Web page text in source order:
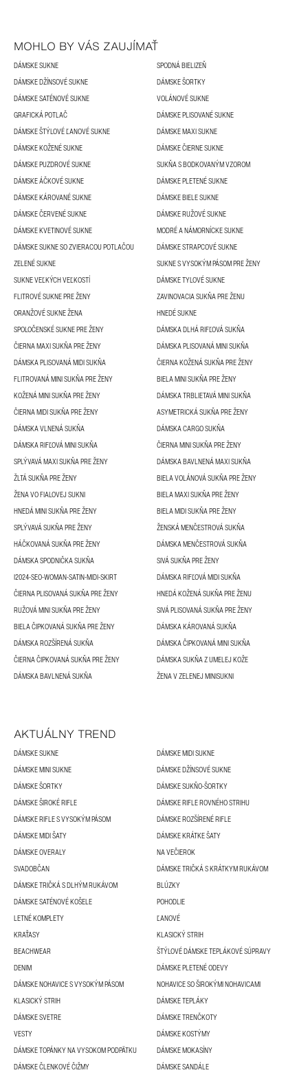
MOHLO BY VÁS ZAUJÍMAŤ
DÁMSKE SUKNE
SPODNÁ BIELIZEŇ
DÁMSKE DŽÍNSOVÉ SUKNE
DÁMSKE ŠORTKY
DÁMSKE SATÉNOVÉ SUKNE
VOLÁNOVÉ SUKNE
GRAFICKÁ POTLAČ
DÁMSKE PLISOVANÉ SUKNE
DÁMSKE ŠTÝLOVÉ ĽANOVÉ SUKNE
DÁMSKE MAXI SUKNE
DÁMSKE KOŽENÉ SUKNE
DÁMSKE ČIERNE SUKNE
DÁMSKE PUZDROVÉ SUKNE
SUKŇA S BODKOVANÝM VZOROM
DÁMSKE ÁČKOVÉ SUKNE
DÁMSKE PLETENÉ SUKNE
DÁMSKE KÁROVANÉ SUKNE
DÁMSKE BIELE SUKNE
DÁMSKE ČERVENÉ SUKNE
DÁMSKE RUŽOVÉ SUKNE
DÁMSKE KVETINOVÉ SUKNE
MODRÉ A NÁMORNÍCKE SUKNE
DÁMSKE SUKNE SO ZVIERACOU POTLAČOU
DÁMSKE STRAPCOVÉ SUKNE
ZELENÉ SUKNE
SUKNE S VYSOKÝM PÁSOM PRE ŽENY
SUKNE VEĽKÝCH VEĽKOSTÍ
DÁMSKE TYLOVÉ SUKNE
FLITROVÉ SUKNE PRE ŽENY
ZAVINOVACIA SUKŇA PRE ŽENU
ORANŽOVÉ SUKNE ŽENA
HNEDÉ SUKNE
SPOLOČENSKÉ SUKNE PRE ŽENY
DÁMSKA DLHÁ RIFĽOVÁ SUKŇA
ČIERNA MAXI SUKŇA PRE ŽENY
DÁMSKA PLISOVANÁ MINI SUKŇA
DÁMSKA PLISOVANÁ MIDI SUKŇA
ČIERNA KOŽENÁ SUKŇA PRE ŽENY
FLITROVANÁ MINI SUKŇA PRE ŽENY
BIELA MINI SUKŇA PRE ŽENY
KOŽENÁ MINI SUKŇA PRE ŽENY
DÁMSKA TRBLIETAVÁ MINI SUKŇA
ČIERNA MIDI SUKŇA PRE ŽENY
ASYMETRICKÁ SUKŇA PRE ŽENY
DÁMSKA VLNENÁ SUKŇA
DÁMSKA CARGO SUKŇA
DÁMSKA RIFĽOVÁ MINI SUKŇA
ČIERNA MINI SUKŇA PRE ŽENY
SPLÝVAVÁ MAXI SUKŇA PRE ŽENY
DÁMSKA BAVLNENÁ MAXI SUKŇA
ŽLTÁ SUKŇA PRE ŽENY
BIELA VOLÁNOVÁ SUKŇA PRE ŽENY
ŽENA VO FIALOVEJ SUKNI
BIELA MAXI SUKŇA PRE ŽENY
HNEDÁ MINI SUKŇA PRE ŽENY
BIELA MIDI SUKŇA PRE ŽENY
SPLÝVAVÁ SUKŇA PRE ŽENY
ŽENSKÁ MENČESTROVÁ SUKŇA
HÁČKOVANÁ SUKŇA PRE ŽENY
DÁMSKA MENČESTROVÁ SUKŇA
DÁMSKA SPODNIČKA SUKŇA
SIVÁ SUKŇA PRE ŽENY
I2024-SEO-WOMAN-SATIN-MIDI-SKIRT
DÁMSKA RIFĽOVÁ MIDI SUKŇA
ČIERNA PLISOVANÁ SUKŇA PRE ŽENY
HNEDÁ KOŽENÁ SUKŇA PRE ŽENU
RUŽOVÁ MINI SUKŇA PRE ŽENY
SIVÁ PLISOVANÁ SUKŇA PRE ŽENY
BIELA ČIPKOVANÁ SUKŇA PRE ŽENY
DÁMSKA KÁROVANÁ SUKŇA
DÁMSKA ROZŠÍRENÁ SUKŇA
DÁMSKA ČIPKOVANÁ MINI SUKŇA
ČIERNA ČIPKOVANÁ SUKŇA PRE ŽENY
DÁMSKA SUKŇA Z UMELEJ KOŽE
DÁMSKA BAVLNENÁ SUKŇA
ŽENA V ZELENEJ MINISUKNI
AKTUÁLNY TREND
DÁMSKE SUKNE
DÁMSKE MIDI SUKNE
DÁMSKE MINI SUKNE
DÁMSKE DŽÍNSOVÉ SUKNE
DÁMSKE ŠORTKY
DÁMSKE SUKŇO-ŠORTKY
DÁMSKE ŠIROKÉ RIFLE
DÁMSKE RIFLE ROVNÉHO STRIHU
DÁMSKE RIFLE S VYSOKÝM PÁSOM
DÁMSKE ROZŠÍRENÉ RIFLE
DÁMSKE MIDI ŠATY
DÁMSKE KRÁTKE ŠATY
DÁMSKE OVERALY
NA VEČIEROK
SVADOBČAN
DÁMSKE TRIČKÁ S KRÁTKYM RUKÁVOM
DÁMSKE TRIČKÁ S DLHÝM RUKÁVOM
BLÚZKY
DÁMSKE SATÉNOVÉ KOŠELE
POHODLIE
LETNÉ KOMPLETY
ĽANOVÉ
KRAŤASY
KLASICKÝ STRIH
BEACHWEAR
ŠTÝLOVÉ DÁMSKE TEPLÁKOVÉ SÚPRAVY
DENIM
DÁMSKE PLETENÉ ODEVY
DÁMSKE NOHAVICE S VYSOKÝM PÁSOM
NOHAVICE SO ŠIROKÝMI NOHAVICAMI
KLASICKÝ STRIH
DÁMSKE TEPLÁKY
DÁMSKE SVETRE
DÁMSKE TRENČKOTY
VESTY
DÁMSKE KOSTÝMY
DÁMSKE TOPÁNKY NA VYSOKOM PODPÄTKU
DÁMSKE MOKASÍNY
DÁMSKE ČLENKOVÉ ČIŽMY
DÁMSKE SANDÁLE